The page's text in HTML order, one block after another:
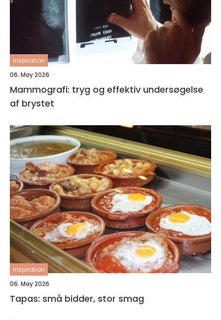
inspiration
06. May 2026
Mammografi: tryg og effektiv undersøgelse
af brystet
inspiration
06. May 2026
Tapas: små bidder, stor smag